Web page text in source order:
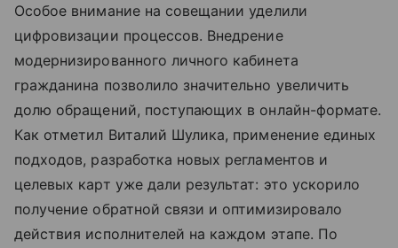
Особое внимание на совещании уделили
цифровизации процессов. Внедрение
модернизированного личного кабинета
гражданина позволило значительно увеличить
долю обращений, поступающих в онлайн-формате.
Как отметил Виталий Шулика, применение единых
подходов, разработка новых регламентов и
целевых карт уже дали результат: это ускорило
получение обратной связи и оптимизировало
действия исполнителей на каждом этапе. По